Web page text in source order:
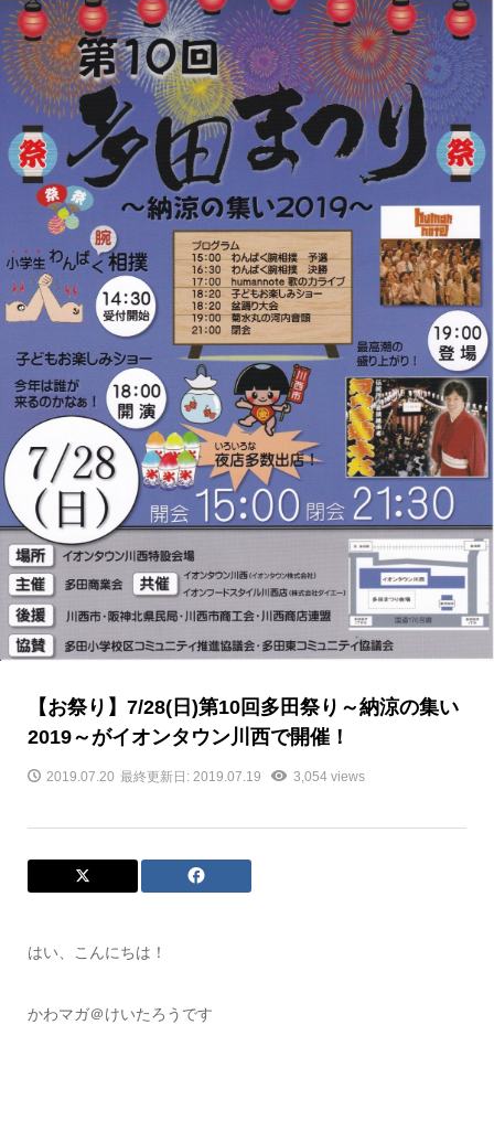
【お祭り】7/28(日)第10回多田祭り～納涼の集い
2019～がイオンタウン川西で開催！
2019.07.20 最終更新日: 2019.07.19 3,054 views
はい、こんにちは！
かわマガ＠けいたろうです